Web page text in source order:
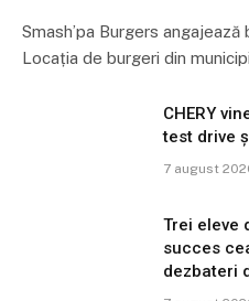
Smash’pa Burgers
Locația de burgeri din
CHERY
test drive
7 august
Trei eleve
succes
dezbateri